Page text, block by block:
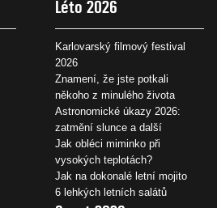
Léto 2026
Karlovarský filmový festival
2026
Znamení, že jste potkali
někoho z minulého života
Astronomické úkazy 2026:
zatmění slunce a další
Jak obléci miminko při
vysokých teplotách?
Jak na dokonalé letní mojito
6 lehkých letních salátů